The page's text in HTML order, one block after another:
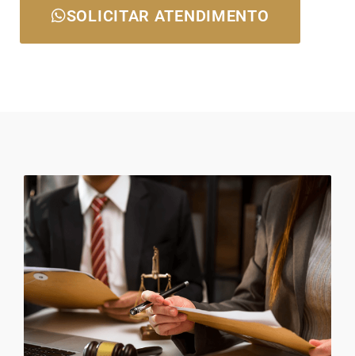
SOLICITAR ATENDIMENTO